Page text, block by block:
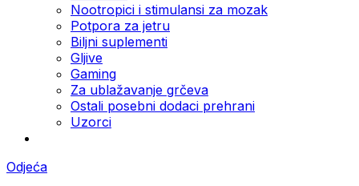
Nootropici i stimulansi za mozak
Potpora za jetru
Biljni suplementi
Gljive
Gaming
Za ublažavanje grčeva
Ostali posebni dodaci prehrani
Uzorci
Odjeća